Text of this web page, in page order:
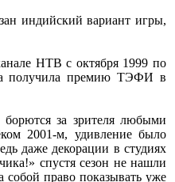
индийский вариант игры,
НТВ с октября 1999 по
получила премию ТЭФИ в
за зрителя любыми
2001-м, удивление было
даже декорации в студиях
спустя сезон не нашли
право показывать уже